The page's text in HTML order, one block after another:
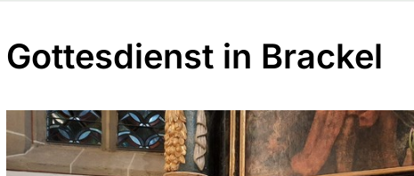
Gottesdienst in Brackel